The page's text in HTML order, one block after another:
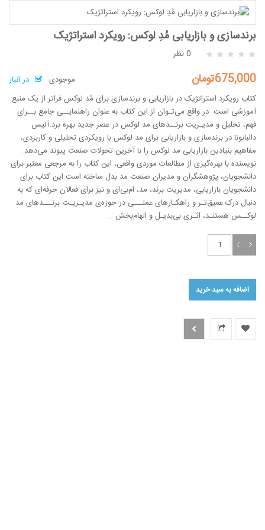
برندسازی و بازاریابی مُدِ لوکس: رویکرد استراتژیک
0 نظر
675,000تومان موجودی:
در انبار
کتاب رویکرد استراتژیک در بازاریابی و برندسازی برای مُدِ لوکس فراتر از یک منبع
آموزشی است. در واقع می‌تـوان از این کتاب به عنوان راهنمایــی جامع بــرای
فهم، تحلیل و مدیـریت برنــدهای مد لوکس در عصر جدید بهره برد.آلیس
دالبابونا در برندسازی و بازاریابی برای مد لوکس با رویکردی تحلیلی و کاربردی،
مفاهیم بنیادین بازاریابی مد لوکس را با آخرین تحولات صنعت پیوند می‌دهد.
نویسنده با بهره‌گیری از مطالعات موردی واقعی، این کتاب را به مرجعی معتبر برای
دانشجویان، پژوهشگران و مدیران صنعت مد بدل ساخته است.این کتاب برای
دانشجویان بازاریابی، مدیریت برند، مد، ام‌بی‌ای و نیز برای فعالان حرفه‌ای که به
دنبال درک عمیق‌تـر و راهکـارهای عملـــی در حوزه‌ی مدیـریـت برنـــدهای مد
لوکــس هستنـد، اثـری بی‌بدیـل و الهام‌بخش ...